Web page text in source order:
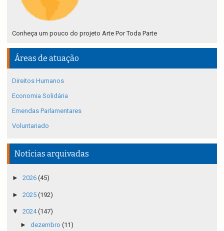
Conheça um pouco do projeto Arte Por Toda Parte
Áreas de atuação
Direitos Humanos
Economia Solidária
Emendas Parlamentares
Voluntariado
Notícias arquivadas
► 2026 (45)
► 2025 (192)
▼ 2024(147)
► dezembro (11)